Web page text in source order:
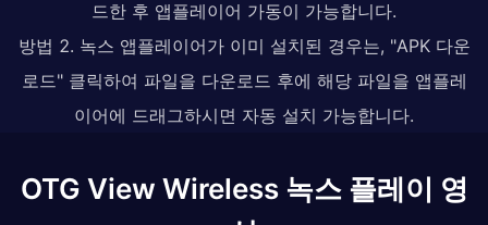
드한 후 앱플레이어 가동이 가능합니다.
방법 2. 녹스 앱플레이어가 이미 설치된 경우는, "APK 다운
로드" 클릭하여 파일을 다운로드 후에 해당 파일을 앱플레
이어에 드래그하시면 자동 설치 가능합니다.
OTG View Wireless 녹스 플레이 영